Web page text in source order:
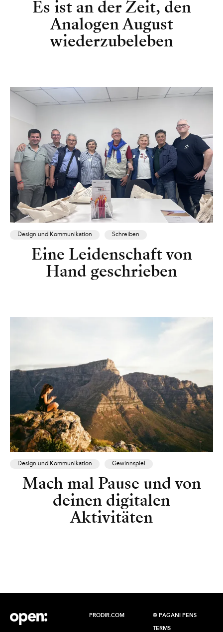
Es ist an der Zeit, den
Analogen August
wiederzubeleben
Design und Kommunikation Schreiben
Eine Leidenschaft von
Hand geschrieben
Design und Kommunikation Gewinnspiel
Mach mal Pause und von
deinen digitalen
Aktivitäten
PRODIR.COM © PAGANI PENS
TERMS